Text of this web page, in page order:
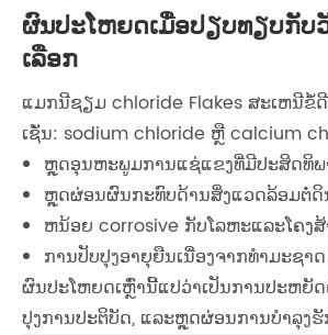
ຜົນປະໂຫຍດເມື່ອປຽບທຽບກັບ
ເລືອກ
ແມກນີຊຽມ chloride Flakes ສະເຫນີຂໍ້
ເຊັ່ນ: sodium chloride ຫຼື calcium
ຫຼຸດອຸນຫະພູມການແຊ່ແຂງທີ່ມີປະສິດທິພ
ຫຼຸດຜ່ອນຜົນກະທົບດ້ານສິ່ງແວດລ້ອມຕໍ່
ຫນ້ອຍ corrosive ກັບໂລຫະແລະໂຄງ
ການປັບປຸງອາຍຸຍືນເນື່ອງຈາກທໍາມະຊາ
ຜົນ​ປະ​ໂຫຍດ​ເຫຼົ່າ​ນີ້​ແປ​ວ່າ​ເປັນ​ການ​ປະ​ຫຍັ
ປຸງ​ການ​ປະ​ຕິ​ບັດ​, ແລະ​ຫຼຸດ​ຜ່ອນ​ການ​ບໍາ​ລຸງ​ຮັ